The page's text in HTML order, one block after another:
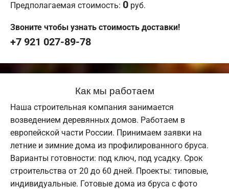
Предполагаемая стоимость: 0 руб.
Звоните чтобы узнать стоимость доставки!
+7 921 027-89-78
Как мы работаем
Наша строительная компания занимается
возведением деревянных домов. Работаем в
европейской части России. Принимаем заявки на
летние и зимние дома из профилированного бруса.
Варианты готовности: под ключ, под усадку. Срок
строительства от 20 до 60 дней. Проекты: типовые,
индивидуальные. Готовые дома из бруса с фото